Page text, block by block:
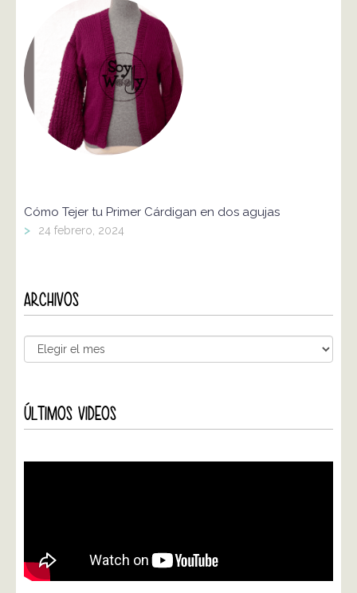
Cómo Tejer tu Primer Cárdigan en dos agujas
> 24 febrero, 2024
ARCHIVOS
ÚLTIMOS VIDEOS